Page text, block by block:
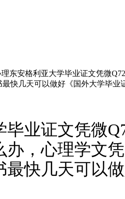
理东安格利亚大学毕业证文凭微
快几天可以做好《国外大学毕业
业证文凭微
办，心理学文
最快几天可以